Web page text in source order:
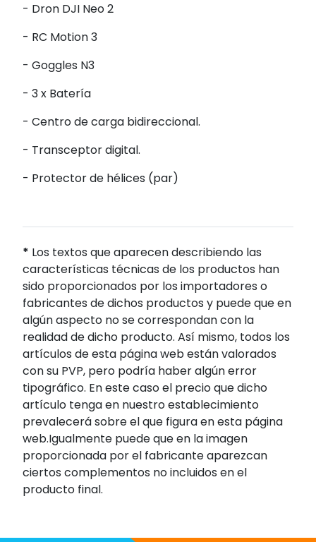
- Dron DJI Neo 2
- RC Motion 3
- Goggles N3
- 3 x Batería
- Centro de carga bidireccional.
- Transceptor digital.
- Protector de hélices (par)
* Los textos que aparecen describiendo las
características técnicas de los productos han
sido proporcionados por los importadores o
fabricantes de dichos productos y puede que en
algún aspecto no se correspondan con la
realidad de dicho producto. Así mismo, todos los
artículos de esta página web están valorados
con su PVP, pero podría haber algún error
tipográfico. En este caso el precio que dicho
artículo tenga en nuestro establecimiento
prevalecerá sobre el que figura en esta página
web.Igualmente puede que en la imagen
proporcionada por el fabricante aparezcan
ciertos complementos no incluidos en el
producto final.